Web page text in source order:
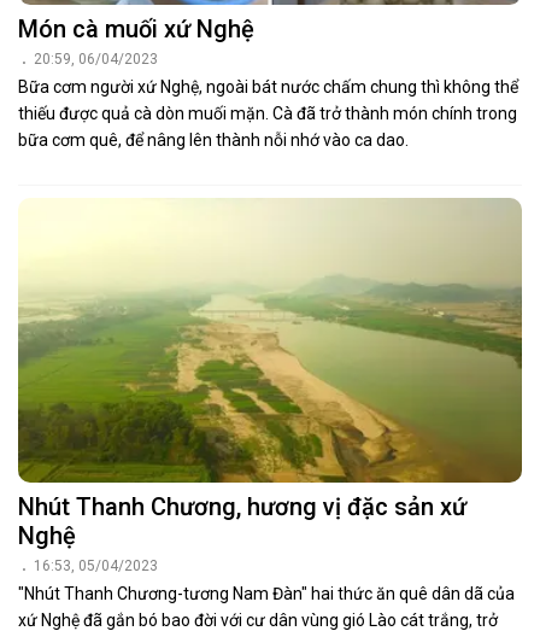
Món cà muối xứ Nghệ
20:59, 06/04/2023
Bữa cơm người xứ Nghệ, ngoài bát nước chấm chung thì không thể
thiếu được quả cà dòn muối mặn. Cà đã trở thành món chính trong
bữa cơm quê, để nâng lên thành nỗi nhớ vào ca dao.
Nhút Thanh Chương, hương vị đặc sản xứ
Nghệ
16:53, 05/04/2023
"Nhút Thanh Chương-tương Nam Đàn" hai thức ăn quê dân dã của
xứ Nghệ đã gắn bó bao đời với cư dân vùng gió Lào cát trắng, trở